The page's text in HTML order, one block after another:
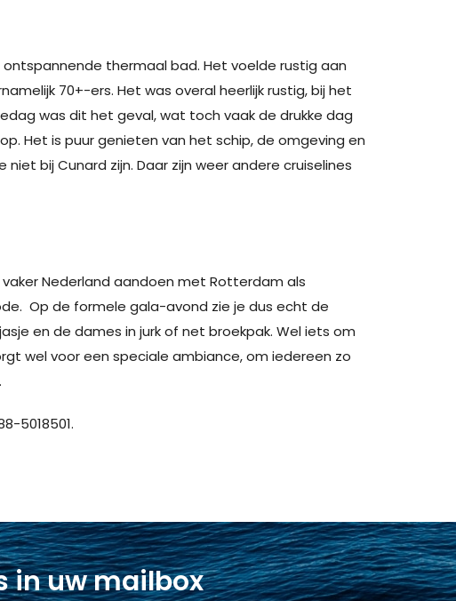
thermaal bad. Het voelde ​rustig aan
70+-ers. Het was overal heerlijk rustig, bij het
was dit het geval, wat toch vaak de drukke dag
Het is puur genieten van het schip, de omgeving en
bij Cunard zijn. Daar zijn weer andere cruiselines
Nederland aandoen met Rotterdam als
Op de formele gala-avond zie je dus echt de
en de dames in jurk of net broekpak. Wel iets om
wel voor een speciale ambiance, om iedereen zo
5018501.
in uw mailbox